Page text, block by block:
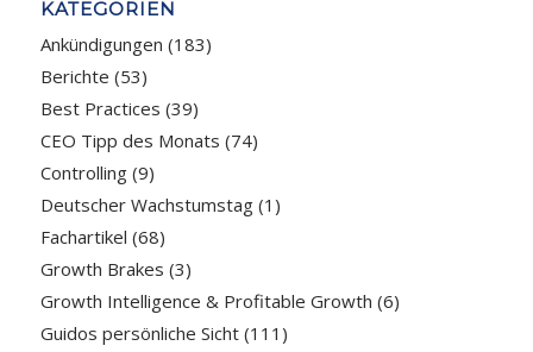
KATEGORIEN
Ankündigungen (183)
Berichte (53)
Best Practices (39)
CEO Tipp des Monats (74)
Controlling(9)
Deutscher Wachstumstag(1)
Fachartikel (68)
Growth Brakes (3)
Growth Intelligence & Profitable Growth (6)
Guidos persönliche Sicht(111)